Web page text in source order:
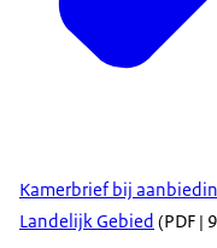
Kamerbrief bij
Landelijk Gebied (PDF |